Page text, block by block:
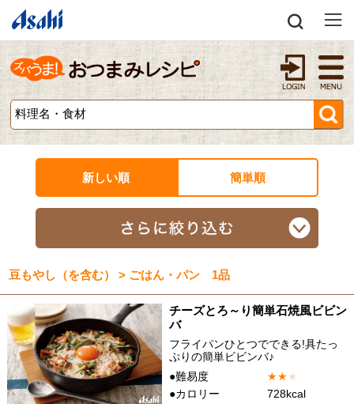
新しい順 簡単順
豆もやし（を含む） > ごはん・パン 1品
チーズとろ～り簡単石焼風ビビン
バ
フライパンひとつでできる!具たっ
ぷりの簡単ビビンバ♪
●難易度
★★★
●カロリー
728kcal